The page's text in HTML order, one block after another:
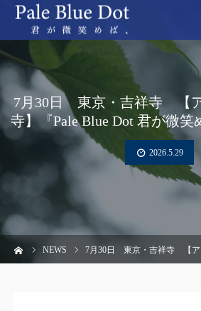
7月30日 東京・吉祥寺 【
寺】『Pale Blue Dot 君が微笑
2026.5.29
NEWS 7月30日 東京・吉祥寺 【アップリンク吉祥寺】